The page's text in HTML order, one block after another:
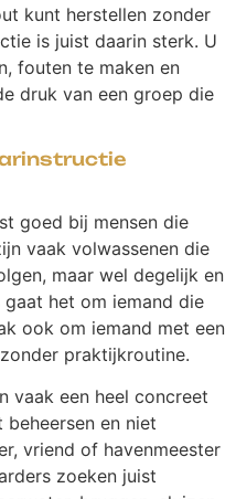
kunt herstellen zonder
is juist daarin sterk. U
fouten te maken en
druk van een groep die
goed bij mensen die
vaak volwassenen die
maar wel degelijk en
het om iemand die
ook om iemand met een
praktijkroutine.
vaak een heel concreet
en niet
vriend of havenmeester
zoeken juist